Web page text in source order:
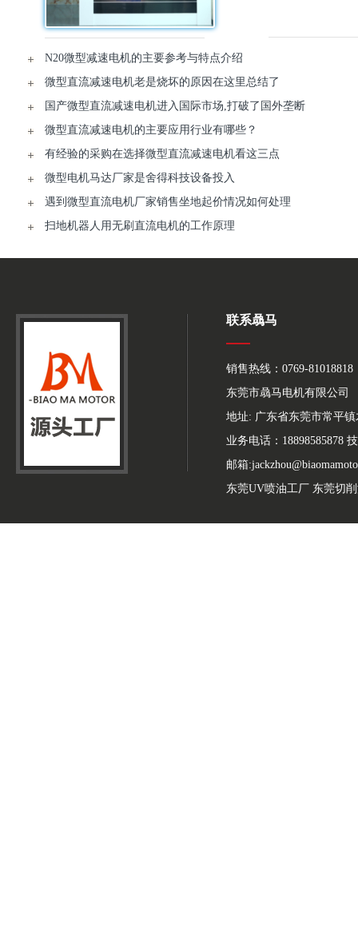
N20微型减速电机的主要参考与特点介绍
微型直流减速电机老是烧坏的原因在这里总结了
国产微型直流减速电机进入国际市场,打破了国外垄断
微型直流减速电机的主要应用行业有哪些？
有经验的采购在选择微型直流减速电机看这三点
微型电机马达厂家是舍得科技设备投入
遇到微型直流电机厂家销售坐地起价情况如何处理
扫地机器人用无刷直流电机的工作原理
联系骉马
销售热线：0769-81018818
东莞市骉马电机有限公司
地址: 广东省东莞市常平
业务电话：18898585878
邮箱
东莞UV喷油工厂 东莞切